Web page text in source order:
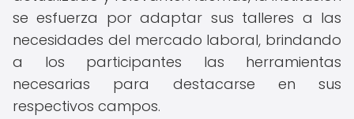
se esfuerza por adaptar sus talleres a las
necesidades del mercado laboral, brindando
a los participantes las herramientas
necesarias para destacarse en sus
respectivos campos.